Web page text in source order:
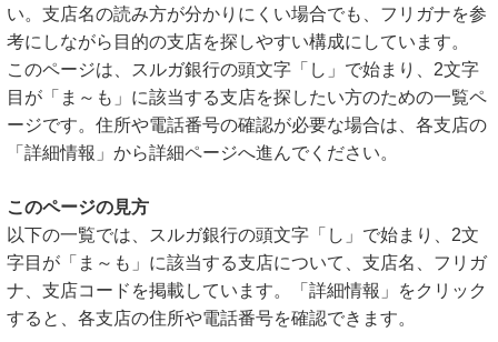
い。支店名の読み方が分かりにくい場合でも、フリガナを参
考にしながら目的の支店を探しやすい構成にしています。
このページは、スルガ銀行の頭文字「し」で始まり、2文字
目が「ま～も」に該当する支店を探したい方のための一覧ペ
ージです。住所や電話番号の確認が必要な場合は、各支店の
「詳細情報」から詳細ページへ進んでください。
このページの見方
以下の一覧では、スルガ銀行の頭文字「し」で始まり、2文
字目が「ま～も」に該当する支店について、支店名、フリガ
ナ、支店コードを掲載しています。「詳細情報」をクリック
すると、各支店の住所や電話番号を確認できます。